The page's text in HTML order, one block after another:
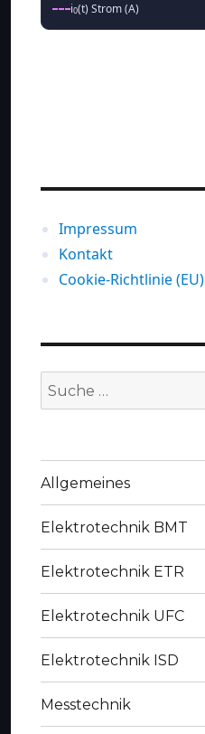
i0(t) Strom (A)
Impressum
Kontakt
Cookie-Richtlinie (EU)
Suche
nach:
Allgemeines
Elektrotechnik BMT
Elektrotechnik ETR
Elektrotechnik UFC
Elektrotechnik ISD
Messtechnik